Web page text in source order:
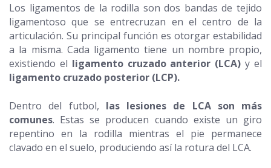
Los ligamentos de la rodilla son dos bandas de tejido
ligamentoso que se entrecruzan en el centro de la
articulación. Su principal función es otorgar estabilidad
a la misma. Cada ligamento tiene un nombre propio,
existiendo el ligamento cruzado anterior (LCA) y el
ligamento cruzado posterior (LCP).
Dentro del futbol, las lesiones de LCA son más
comunes. Estas se producen cuando existe un giro
repentino en la rodilla mientras el pie permanece
clavado en el suelo, produciendo así la rotura del LCA.